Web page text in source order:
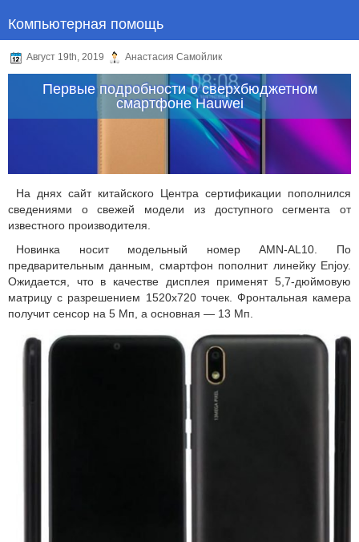
Компьютерная помощь
Август 19th, 2019 Анастасия Самойлик
Первые подробности о сверхбюджетном
смартфоне Hauwei
На днях сайт китайского Центра сертификации пополнился
сведениями о свежей модели из доступного сегмента от
известного производителя.
Новинка носит модельный номер AMN-AL10. По
предварительным данным, смартфон пополнит линейку Enjoy.
Ожидается, что в качестве дисплея применят 5,7-дюймовую
матрицу с разрешением 1520х720 точек. Фронтальная камера
получит сенсор на 5 Мп, а основная — 13 Мп.